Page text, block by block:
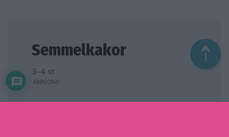
Semmelkakor
3-4 st